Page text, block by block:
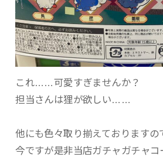
これ……可愛すぎませんか？
担当さんは狸が欲しい……
他にも色々取り揃えておりますの
今ですが是非当店ガチャガチャコ